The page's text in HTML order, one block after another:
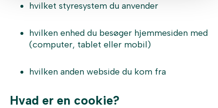
hvilket styresystem du anvender
hvilken enhed du besøger hjemmesiden med
(computer, tablet eller mobil)
hvilken anden webside du kom fra
Hvad er en cookie?